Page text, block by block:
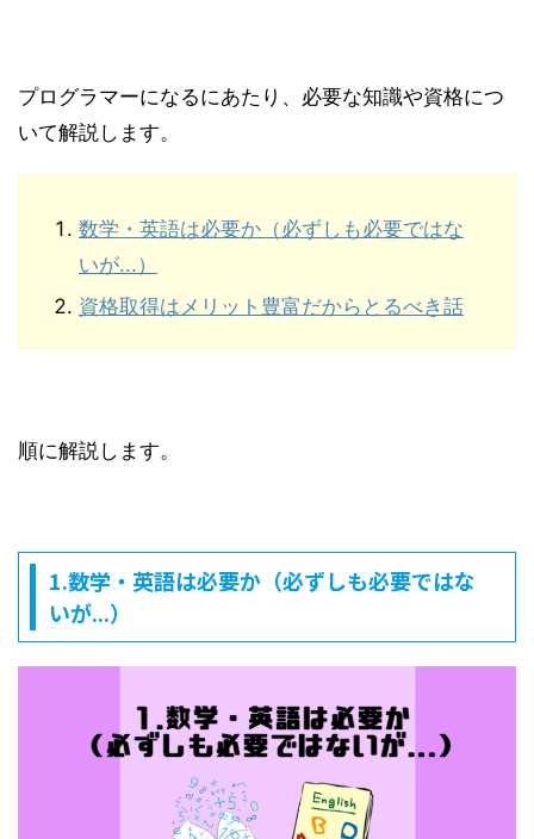
プログラマーになるにあたり、必要な知識や資格につ
いて解説します。
数学・英語は必要か（必ずしも必要ではな
いが...）
資格取得はメリット豊富だからとるべき話
順に解説します。
1.数学・英語は必要か（必ずしも必要ではな
いが...）